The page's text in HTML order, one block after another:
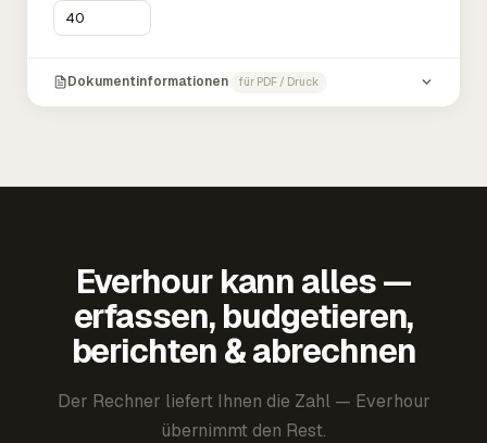
Dokumentinformationen für PDF / Druck
Everhour kann alles —
erfassen, budgetieren,
berichten & abrechnen
Der Rechner liefert Ihnen die Zahl — Everhour
übernimmt den Rest.